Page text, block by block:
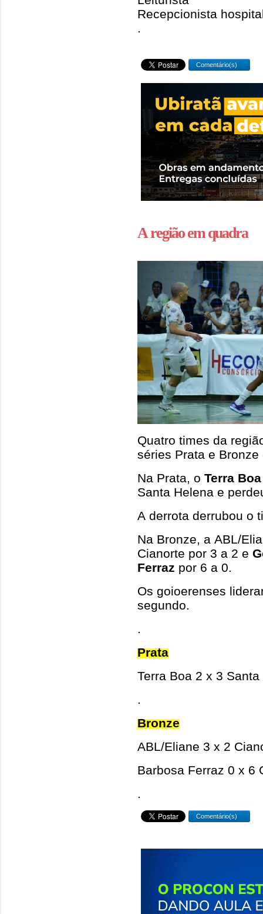
Recepcionista
.
Comentário(s)
A região em quadra
Quatro times da
séries Prata e
Na Prata, o Terra Boa
Santa Helena e
A derrota derrubou o
Na Bronze, a ABL/
Cianorte por 3 a 2 e
Ferraz por 6 a 0.
Os goioerenses
segundo.
.
Prata
Terra Boa 2 x 3 Santa
.
Bronze
ABL/Eliane 3 x 2
Barbosa Ferraz 0 x 6
.
Comentário(s)